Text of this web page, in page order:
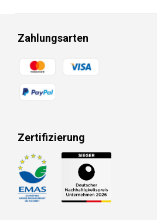
Zahlungsarten
Zahlungsmethoden
Zertifizierung
Zahlungsmethoden